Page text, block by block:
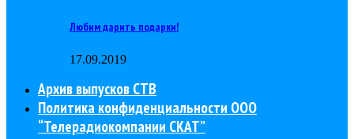
Любим дарить подарки!
17.09.2019
Архив выпусков СТВ
Политика конфиденциальности ООО
“Телерадиокомпании СКАТ”